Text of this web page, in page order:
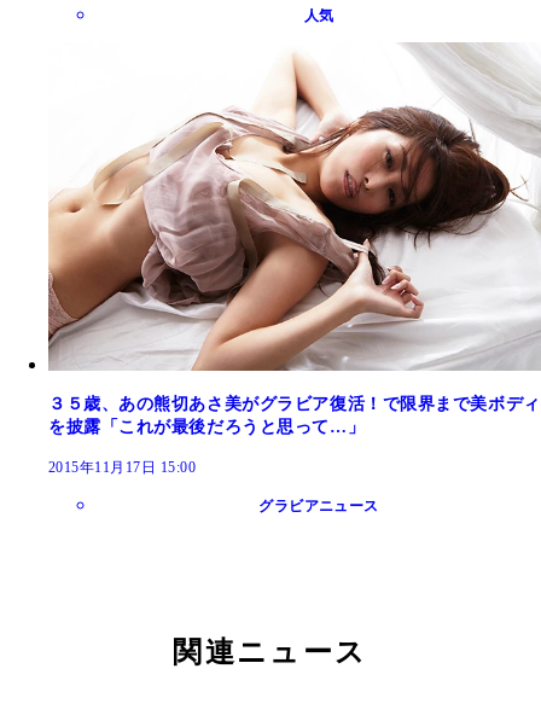
人気
３５歳、あの熊切あさ美がグラビア復活！で限界まで美ボディ
を披露「これが最後だろうと思って…」
2015年11月17日 15:00
グラビアニュース
関連ニュース